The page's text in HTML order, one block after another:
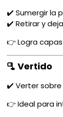
✔️ Sumergir la
✔️ Retirar y
👉 Logra
🫗 Vertido
✔️ Verter sobre
👉 Ideal para